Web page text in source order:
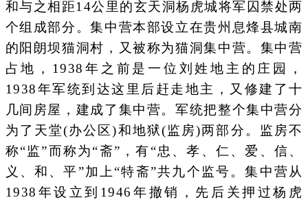
和与之相距14公里的玄天洞杨虎城将军囚禁处两
个组成部分。集中营本部设立在贵州息烽县城南
的阳朗坝猫洞村，又被称为猫洞集中营。集中营
占地，1938年之前是一位刘姓地主的庄园，
1938年军统到达这里后赶走地主，又修建了十
几间房屋，建成了集中营。军统把整个集中营分
为了天堂(办公区)和地狱(监房)两部分。监房不
称“监”而称为“斋”，有“忠、孝、仁、爱、信、
义、和、平”加上“特斋”共九个监号。集中营从
1938年设立到1946年撤销，先后关押过杨虎